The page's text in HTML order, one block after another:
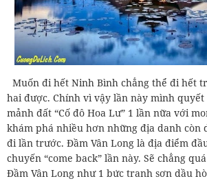
Muốn đi hết Ninh Bình chẳng thể đi hết
hai được. Chính vì vậy lần này mình
mảnh đất “Cố đô Hoa Lư” 1 lần nữa với
khám phá nhiều hơn những địa danh còn
đi lần trước. Đầm Vân Long là địa điểm
chuyến “come back” lần này. Sẽ chẳng
Đầm Vân Long như 1 bức tranh sơn dầu